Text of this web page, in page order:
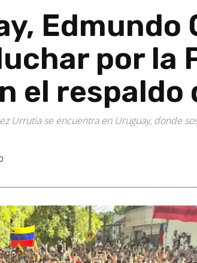
Edmundo
por la
el respaldo
Urrutia se encuentra en Uruguay, donde